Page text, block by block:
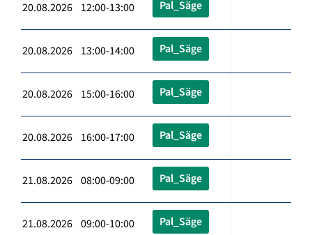
20.08.2026 12:00-13:00 Pal_Säge
20.08.2026 13:00-14:00 Pal_Säge
20.08.2026 15:00-16:00 Pal_Säge
20.08.2026 16:00-17:00 Pal_Säge
21.08.2026 08:00-09:00 Pal_Säge
21.08.2026 09:00-10:00 Pal_Säge